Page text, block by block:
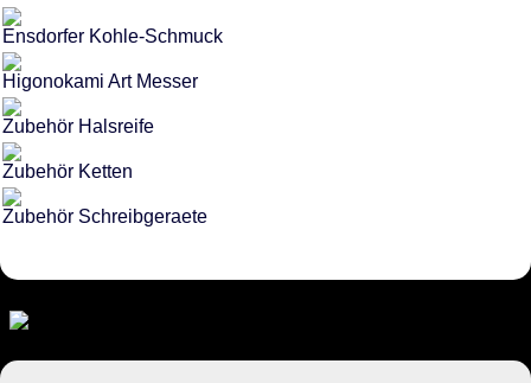
Ensdorfer Kohle-Schmuck
Higonokami Art Messer
Zubehör Halsreife
Zubehör Ketten
Zubehör Schreibgeraete